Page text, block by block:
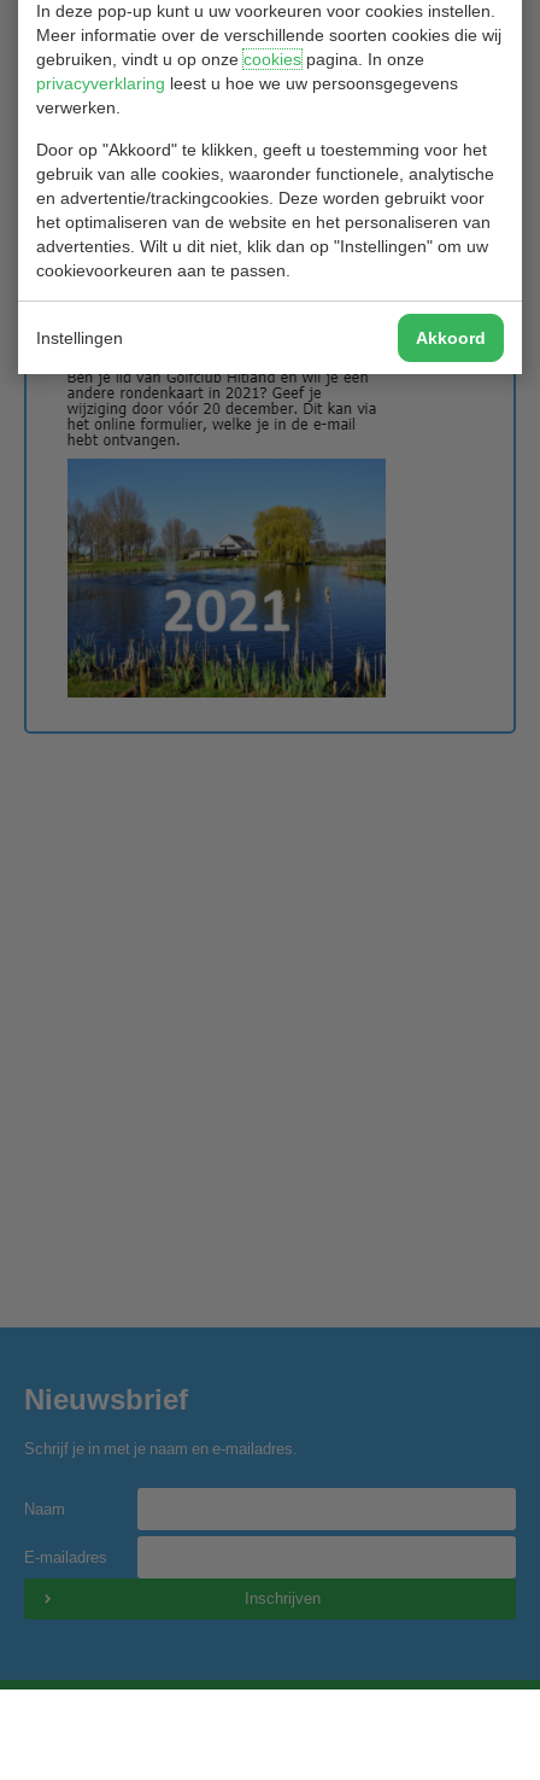
In deze pop-up kunt u uw voorkeuren voor cookies instellen.
Meer informatie over de verschillende soorten cookies die wij
gebruiken, vindt u op onzecookiespagina. In onze
privacyverklaring leest u hoe we uw persoonsgegevens
verwerken.
Door op "Akkoord" te klikken, geeft u toestemming voor het
gebruik van alle cookies, waaronder functionele, analytische
en advertentie/trackingcookies. Deze worden gebruikt voor
het optimaliseren van de website en het personaliseren van
advertenties. Wilt u dit niet, klik dan op "Instellingen" om uw
cookievoorkeuren aan te passen.
Instellingen Akkoord
Deze berichtgeving is ook opgenomen in de Nieuwsbrief eind
oktober van de golfbaan. Krijg je die nog niet, schrijf je dan
eventueel in op de website van de golfbaan.
Veel berichtgeving loopt ook bij hen via de nieuwsbrieven.
via Jannie Zeeman voor Roxanne den Ouden
Nieuwsbrief
Schrijf je in met je naam en e-mailadres.
Naam
E-mailadres
Inschrijven